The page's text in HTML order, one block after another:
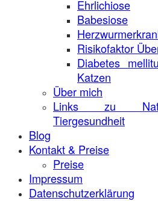
Ehrlichiose
Babesiose
Risikofaktor
Diabetes
Katzen
Über mich
Links zu
Tiergesundheit
Blog
Kontakt & Preise
Preise
Impressum
Datenschutzerklärung